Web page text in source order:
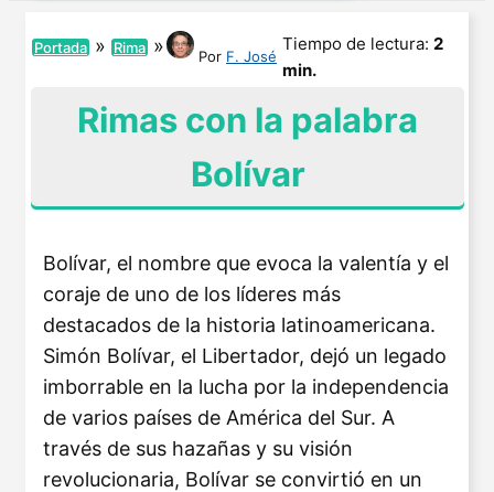
Portada » Rima » Por F. José
Tiempo de lectura: 2
min.
Rimas con la palabra
Bolívar
Bolívar, el nombre que evoca la valentía y el
coraje de uno de los líderes más
destacados de la historia latinoamericana.
Simón Bolívar, el Libertador, dejó un legado
imborrable en la lucha por la independencia
de varios países de América del Sur. A
través de sus hazañas y su visión
revolucionaria, Bolívar se convirtió en un